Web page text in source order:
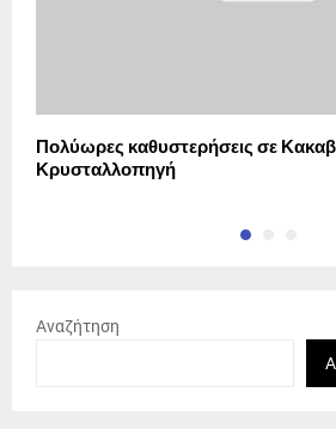
Πολύωρες καθυστερήσεις σε
Κρυσταλλοπηγή
Αναζήτηση